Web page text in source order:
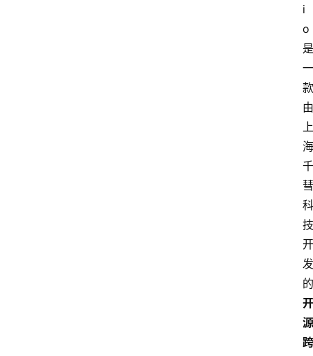
i
o
是
一
款
由
上
海
千
彗
科
技
开
发
的
开
源
跨